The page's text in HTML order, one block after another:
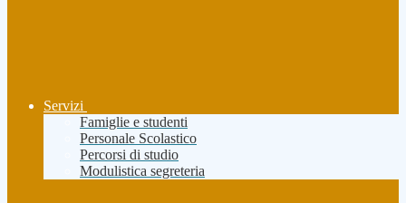
Servizi
Famiglie e studenti
Personale Scolastico
Percorsi di studio
Modulistica segreteria